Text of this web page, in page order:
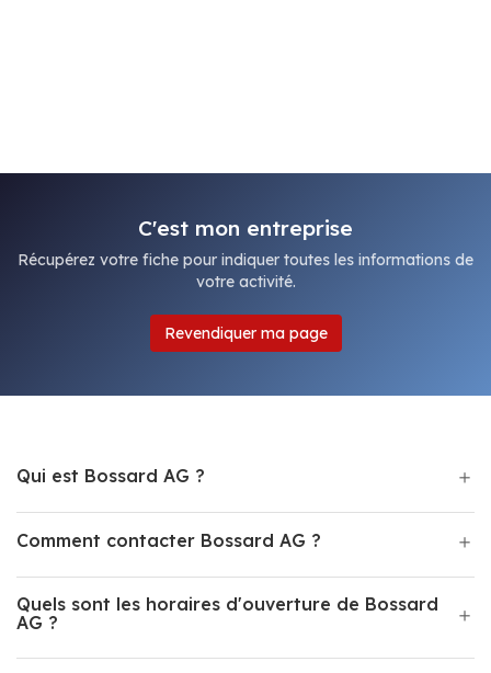
C'est mon entreprise
Récupérez votre fiche pour indiquer toutes les informations de
votre activité.
Revendiquer ma page
Qui est Bossard AG ?
Comment contacter Bossard AG ?
Quels sont les horaires d'ouverture de Bossard
AG ?